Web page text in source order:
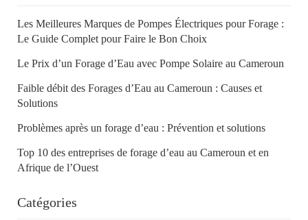
Les Meilleures Marques de Pompes Électriques pour Forage :
Le Guide Complet pour Faire le Bon Choix
Le Prix d’un Forage d’Eau avec Pompe Solaire au Cameroun
Faible débit des Forages d’Eau au Cameroun : Causes et
Solutions
Problèmes après un forage d’eau : Prévention et solutions
Top 10 des entreprises de forage d’eau au Cameroun et en
Afrique de l’Ouest
Catégories